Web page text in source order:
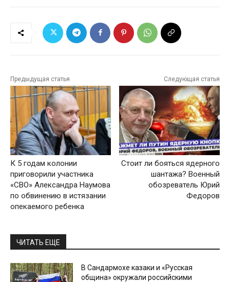
Предыдущая статья
К 5 годам колонии
приговорили участника
«СВО» Александра Наумова
по обвинению в истязании
опекаемого ребенка
Следующая статья
Стоит ли бояться ядерного
шантажа? Военный
обозреватель Юрий
Федоров
ЧИТАТЬ ЕЩЕ
В Сандармохе казаки и «Русская
община» окружали российскими